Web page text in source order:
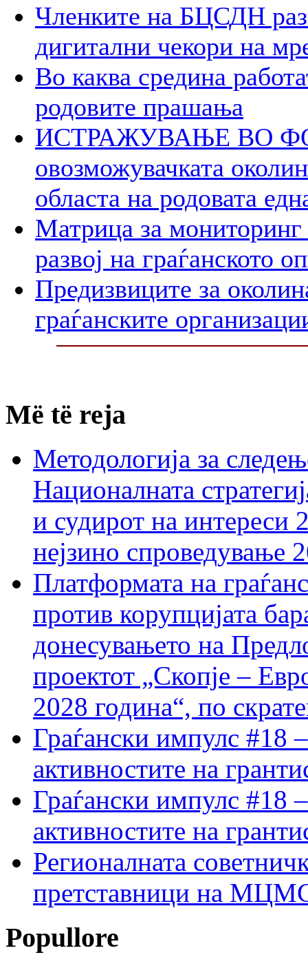
Членките на БЦСДН
дигитални чекори на
Во каква средина
родовите прашања
ИСТРАЖУВАЊЕ ВО
овозможувачката
областа на родовата
Матрица за мониторинг
развој на граѓанското
Предизвиците за
граѓанските
Më të reja
Методологија за
Националната
и судирот на интереси
нејзино спроведување
Платформата на
против корупцијата
донесувањето на
проектот „Скопје –
2028 година“, по
Граѓански импулс #18
активностите на
Граѓански импулс #18
активностите на
Регионалната
претставници на МЦМС
Popullore